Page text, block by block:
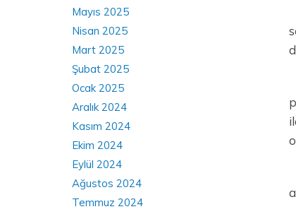
Mayıs 2025
Nisan 2025
Mart 2025
Şubat 2025
Ocak 2025
Aralık 2024
Kasım 2024
Ekim 2024
Eylül 2024
Ağustos 2024
Temmuz 2024